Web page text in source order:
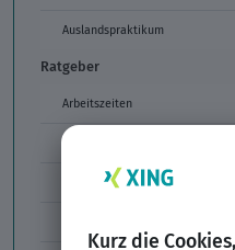
Auslandspraktikum
Ratgeber
Arbeitszeiten
Formulierungen im Arbeitszeugnis